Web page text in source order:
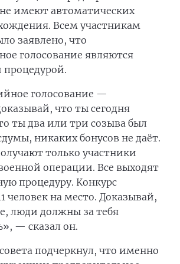
имеют автоматических
Всем участникам
заявлено, что
голосование являются
процедурой.
голосование —
что ты сегодня
ты два или три созыва был
никаких бонусов не даёт.
только участники
операции. Все выходят
процедуру. Конкурс
человек на место. Доказывай,
люди должны за тебя
— сказал он.
подчеркнул, что именно